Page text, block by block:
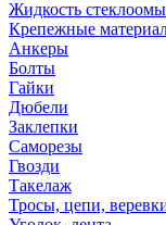
Жидкость
Крепежные
Анкеры
Болты
Гайки
Дюбели
Заклепки
Саморезы
Гвозди
Такелаж
Тросы, цепи,